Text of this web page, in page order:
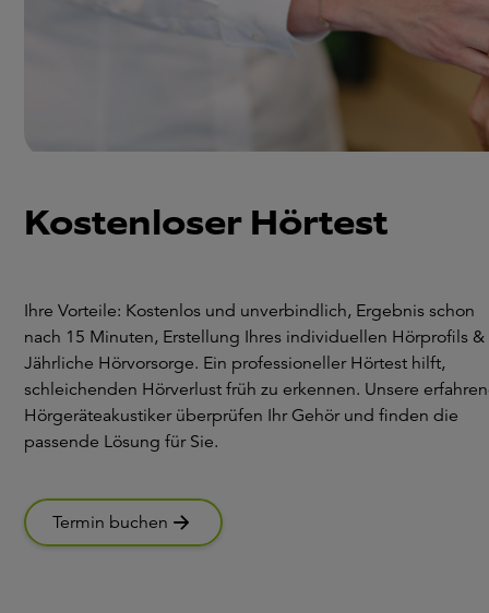
Kostenloser Hörtest
Ihre Vorteile: Kostenlos und unverbindlich, Ergebnis schon
nach 15 Minuten, Erstellung Ihres individuellen Hörprofils &
Jährliche Hörvorsorge. Ein professioneller Hörtest hilft,
schleichenden Hörverlust früh zu erkennen. Unsere
Hörgeräteakustiker überprüfen Ihr Gehör und finden die
passende Lösung für Sie.
Termin buchen